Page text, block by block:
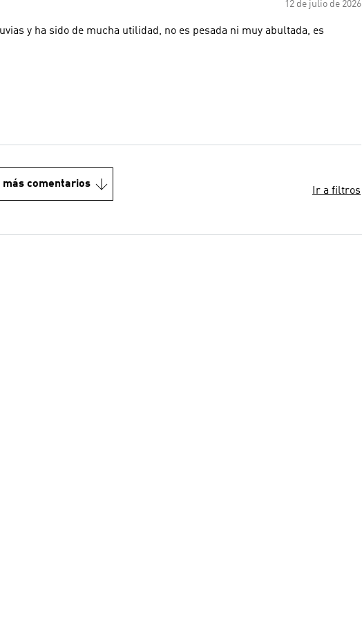
12 de julio de 2026
y ha sido de mucha utilidad, no es pesada ni muy abultada, es
más comentarios
Ir a filtros